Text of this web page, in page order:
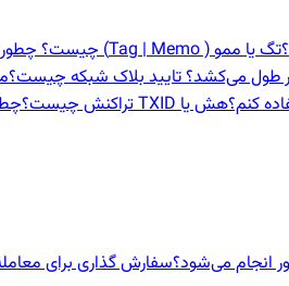
تگ یا ممو ( Tag | Memo) چیست؟ چطور آن را پیدا کنم؟
طول می‌کشد؟ تایید بلاک شبکه چیست؟
کنم؟هش یا TXID تراکنش چیست؟
انجام می‌شود؟سفارش گذاری برای معامله